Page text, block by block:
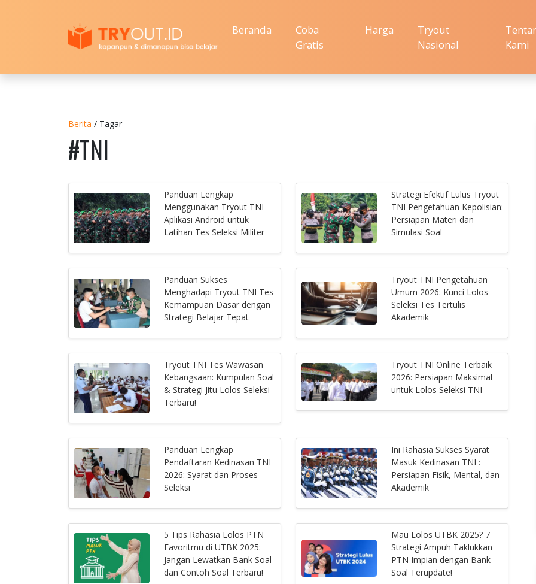
Beranda
Coba
Gratis
Harga
Tryout
Nasional
Kami
Berita / Tagar
#TNI
Panduan Lengkap
Menggunakan Tryout TNI
Aplikasi Android untuk
Latihan Tes Seleksi Militer
Strategi Efektif Lulus Tryout
TNI Pengetahuan Kepolisian:
Persiapan Materi dan
Simulasi Soal
Panduan Sukses
Menghadapi Tryout TNI Tes
Kemampuan Dasar dengan
Strategi Belajar Tepat
Tryout TNI Pengetahuan
Umum 2026: Kunci Lolos
Seleksi Tes Tertulis
Akademik
Tryout TNI Tes Wawasan
Kebangsaan: Kumpulan Soal
& Strategi Jitu Lolos Seleksi
Terbaru!
Tryout TNI Online Terbaik
2026: Persiapan Maksimal
untuk Lolos Seleksi TNI
Panduan Lengkap
Pendaftaran Kedinasan TNI
2026: Syarat dan Proses
Seleksi
Ini Rahasia Sukses Syarat
Masuk Kedinasan TNI :
Persiapan Fisik, Mental, dan
Akademik
5 Tips Rahasia Lolos PTN
Favoritmu di UTBK 2025:
Jangan Lewatkan Bank Soal
dan Contoh Soal Terbaru!
Mau Lolos UTBK 2025? 7
Strategi Ampuh Taklukkan
PTN Impian dengan Bank
Soal Terupdate!